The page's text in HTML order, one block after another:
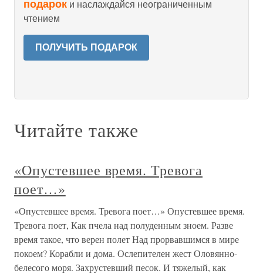
подарок и наслаждайся неограниченным
чтением
ПОЛУЧИТЬ ПОДАРОК
Читайте также
«Опустевшее время. Тревога
поет…»
«Опустевшее время. Тревога поет…» Опустевшее время.
Тревога поет, Как пчела над полуденным зноем. Разве
время такое, что верен полет Над прорвавшимся в мире
покоем? Корабли и дома. Ослепителен жест Оловянно-
белесого моря. Захрустевший песок. И тяжелый, как